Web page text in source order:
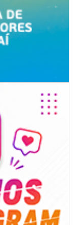
climáticos na Rede